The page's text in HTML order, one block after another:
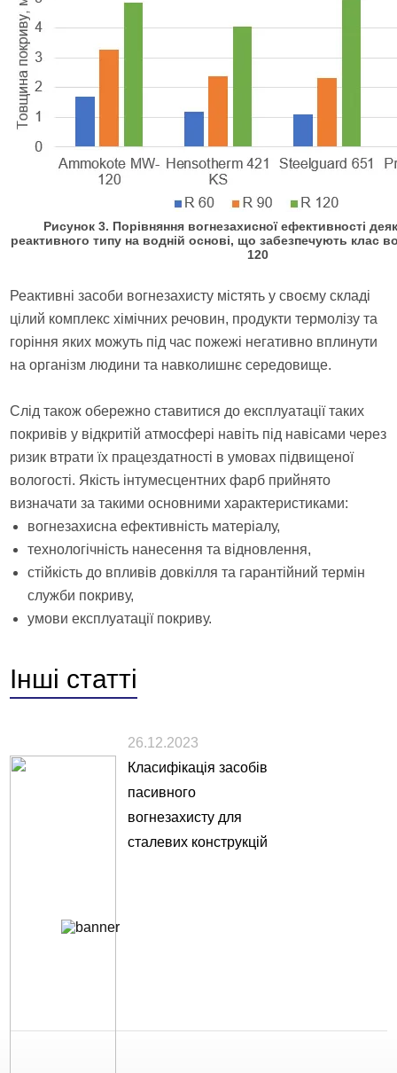
Рисунок 3. Порівняння вогнезахисної ефективності
реактивного типу на водній основі, що забезпечують клас
120
Реактивні засоби вогнезахисту містять у своєму складі
цілий комплекс хімічних речовин, продукти термолізу та
горіння яких можуть під час пожежі негативно вплинути
на організм людини та навколишнє середовище.
Слід також обережно ставитися до експлуатації таких
покривів у відкритій атмосфері навіть під навісами через
ризик втрати їх працездатності в умовах підвищеної
вологості. Якість інтумесцентних фарб прийнято
визначати за такими основними характеристиками:
вогнезахисна ефективність матеріалу,
технологічність нанесення та відновлення,
стійкість до впливів довкілля та гарантійний термін
служби покриву,
умови експлуатації покриву.
Інші статті
26.12.2023
Класифікація засобів
пасивного
вогнезахисту для
сталевих конструкцій